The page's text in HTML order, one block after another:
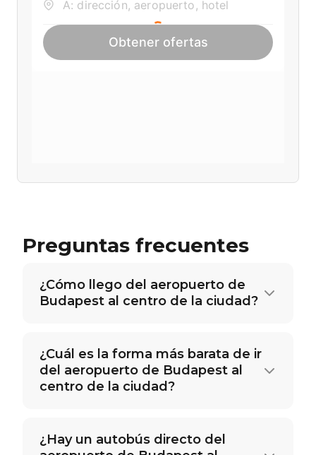
Preguntas frecuentes
¿Cómo llego del aeropuerto de
Budapest al centro de la ciudad?
¿Cuál es la forma más barata de ir
del aeropuerto de Budapest al
centro de la ciudad?
¿Hay un autobús directo del